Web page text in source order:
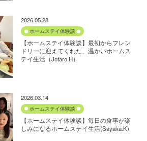
2026.05.28
ホームステイ体験談
【ホームステイ体験談】最初からフレン
ドリーに迎えてくれた、温かいホームス
テイ生活（Jotaro.H）
2026.03.14
ホームステイ体験談
【ホームステイ体験談】毎日の食事が楽
しみになるホームステイ生活(Sayaka.K)